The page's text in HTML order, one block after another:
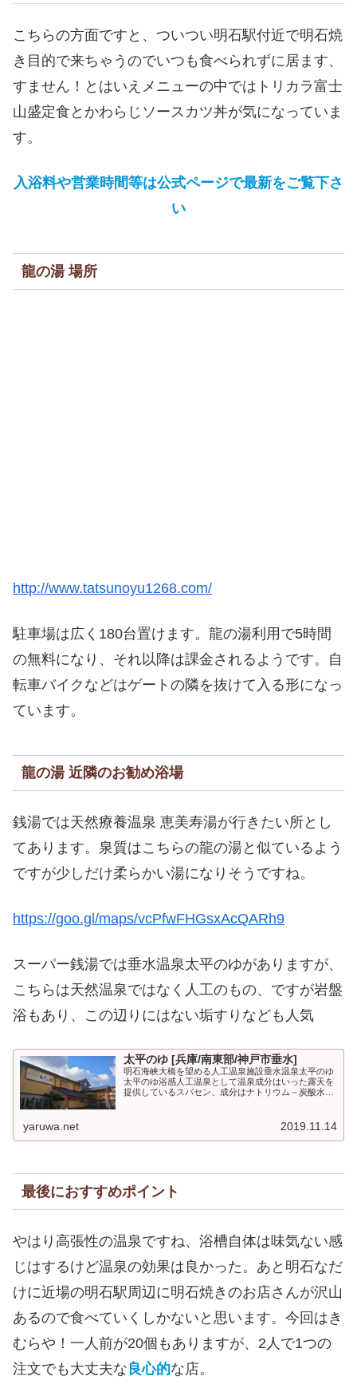
こちらの方面ですと、ついつい明石駅付近で明石焼
き目的で来ちゃうのでいつも食べられずに居ます、
すません！とはいえメニューの中ではトリカラ富士
山盛定食とかわらじソースカツ丼が気になっていま
す。
入浴料や営業時間等は公式ページで最新をご覧下さ
い
龍の湯 場所
http://www.tatsunoyu1268.com/
駐車場は広く180台置けます。龍の湯利用で5時間
の無料になり、それ以降は課金されるようです。自
転車バイクなどはゲートの隣を抜けて入る形になっ
ています。
龍の湯 近隣のお勧め浴場
銭湯では天然療養温泉 恵美寿湯が行きたい所とし
てあります。泉質はこちらの龍の湯と似ているよう
ですが少しだけ柔らかい湯になりそうですね。
https://goo.gl/maps/vcPfwFHGsxAcQARh9
スーパー銭湯では垂水温泉太平のゆがありますが、
こちらは天然温泉ではなく人工のもの、ですが岩盤
浴もあり、この辺りにはない垢すりなども人気
太平のゆ [兵庫/南東部/神戸市垂水]
明石海峡大橋を望める人工温泉施設垂水温泉太平のゆ
太平のゆ浴感人工温泉として温泉成分はいった露天を
提供しているスパセン、成分はナトリウム－炭酸水素
yaruwa.net 2019.11.14
最後におすすめポイント
やはり高張性の温泉ですね、浴槽自体は味気ない感
じはするけど温泉の効果は良かった。あと明石なだ
けに近場の明石駅周辺に明石焼きのお店さんが沢山
あるので食べていくしかないと思います。今回はき
むらや！一人前が20個もありますが、2人で1つの
注文でも大丈夫な 良心的な店。